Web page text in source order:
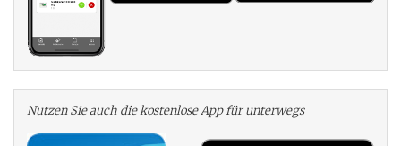
Nutzen Sie auch die kosten­lose App für unterwegs